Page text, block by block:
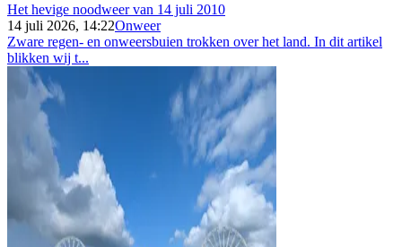
Het hevige noodweer van 14 juli 2010
14 juli 2026, 14:22Onweer
Zware regen- en onweersbuien trokken over het land. In dit artikel
blikken wij t...